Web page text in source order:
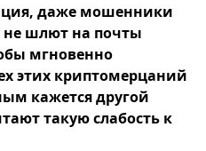
даже мошенники
не шлют на почты
мгновенно
этих криптомерцаний
кажется другой
такую слабость к